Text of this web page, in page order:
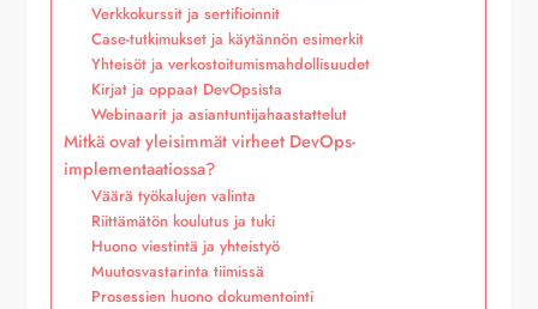
Verkkokurssit ja sertifioinnit
Case-tutkimukset ja käytännön esimerkit
Yhteisöt ja verkostoitumismahdollisuudet
Kirjat ja oppaat DevOpsista
Webinaarit ja asiantuntijahaastattelut
Mitkä ovat yleisimmät virheet DevOps-
implementaatiossa?
Väärä työkalujen valinta
Riittämätön koulutus ja tuki
Huono viestintä ja yhteistyö
Muutosvastarinta tiimissä
Prosessien huono dokumentointi